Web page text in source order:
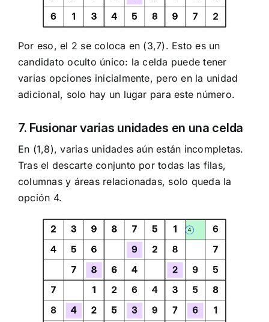
Por eso, el 2 se coloca en (3,7). Esto es un
candidato oculto único: la celda puede tener
varias opciones inicialmente, pero en la unidad
adicional, solo hay un lugar para este número.
7. Fusionar varias unidades en una celda
En (1,8), varias unidades aún están incompletas.
Tras el descarte conjunto por todas las filas,
columnas y áreas relacionadas, solo queda la
opción 4.